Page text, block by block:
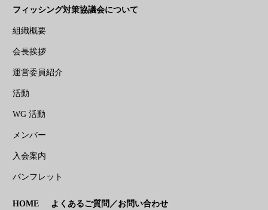
フィッシング対策協議会について
組織概要
会長挨拶
運営委員紹介
活動
WG 活動
メンバー
入会案内
パンフレット
HOME よくあるご質問／お問い合わせ